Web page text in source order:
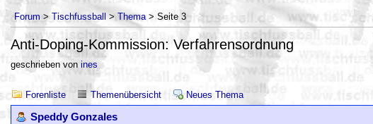
Forum > Tischfussball > Thema> Seite 3
Anti-Doping-Kommission: Verfahrensordnung
geschrieben von ines
Forenliste Themenübersicht Neues Thema
Speddy Gonzales